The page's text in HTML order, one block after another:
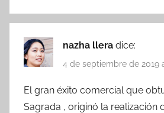
nazha llera dice:
4 de septiembre de 2019
El gran éxito comercial que
Sagrada , originó la realización